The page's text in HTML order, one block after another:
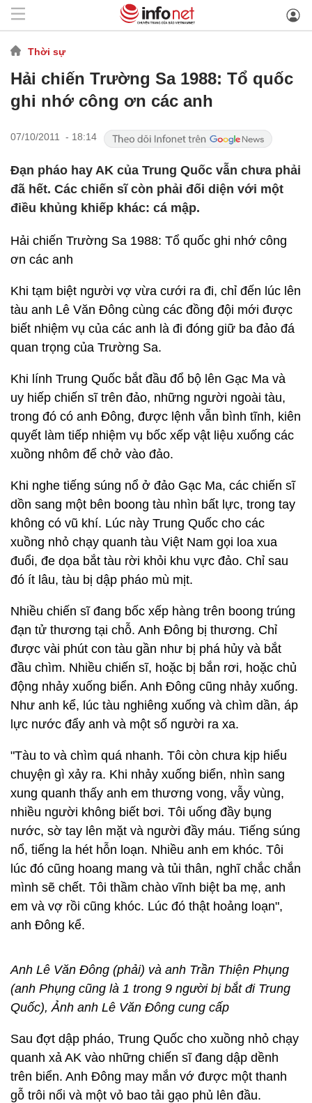
Thời sự
Hải chiến Trường Sa 1988: Tổ quốc
ghi nhớ công ơn các anh
07/10/2011 - 18:14
Đạn pháo hay AK của Trung Quốc vẫn chưa phải
đã hết. Các chiến sĩ còn phải đối diện với một
điều khủng khiếp khác: cá mập.
Hải chiến Trường Sa 1988: Tổ quốc ghi nhớ công
ơn các anh
Khi tạm biệt người vợ vừa cưới ra đi, chỉ đến lúc lên
tàu anh Lê Văn Đông cùng các đồng đội mới được
biết nhiệm vụ của các anh là đi đóng giữ ba đảo đá
quan trọng của Trường Sa.
Khi lính Trung Quốc bắt đầu đổ bộ lên Gạc Ma và
uy hiếp chiến sĩ trên đảo, những người ngoài tàu,
trong đó có anh Đông, được lệnh vẫn bình tĩnh, kiên
quyết làm tiếp nhiệm vụ bốc xếp vật liệu xuống các
xuồng nhôm để chở vào đảo.
Khi nghe tiếng súng nổ ở đảo Gạc Ma, các chiến sĩ
dồn sang một bên boong tàu nhìn bất lực, trong tay
không có vũ khí. Lúc này Trung Quốc cho các
xuồng nhỏ chạy quanh tàu Việt Nam gọi loa xua
đuổi, đe dọa bắt tàu rời khỏi khu vực đảo. Chỉ sau
đó ít lâu, tàu bị dập pháo mù mịt.
Nhiều chiến sĩ đang bốc xếp hàng trên boong trúng
đạn tử thương tại chỗ. Anh Đông bị thương. Chỉ
được vài phút con tàu gần như bị phá hủy và bắt
đầu chìm. Nhiều chiến sĩ, hoặc bị bắn rơi, hoặc chủ
động nhảy xuống biển. Anh Đông cũng nhảy xuống.
Như anh kể, lúc tàu nghiêng xuống và chìm dần, áp
lực nước đẩy anh và một số người ra xa.
"Tàu to và chìm quá nhanh. Tôi còn chưa kịp hiểu
chuyện gì xảy ra. Khi nhảy xuống biển, nhìn sang
xung quanh thấy anh em thương vong, vẫy vùng,
nhiều người không biết bơi. Tôi uống đầy bụng
nước, sờ tay lên mặt và người đầy máu. Tiếng súng
nổ, tiếng la hét hỗn loạn. Nhiều anh em khóc. Tôi
lúc đó cũng hoang mang và tủi thân, nghĩ chắc chắn
mình sẽ chết. Tôi thầm chào vĩnh biệt ba mẹ, anh
em và vợ rồi cũng khóc. Lúc đó thật hoảng loạn",
anh Đông kể.
Anh Lê Văn Đông (phải) và anh Trần Thiện Phụng
(anh Phụng cũng là 1 trong 9 người bị bắt đi Trung
Quốc), Ảnh anh Lê Văn Đông cung cấp
Sau đợt dập pháo, Trung Quốc cho xuồng nhỏ chạy
quanh xả AK vào những chiến sĩ đang dập dềnh
trên biển. Anh Đông may mắn vớ được một thanh
gỗ trôi nổi và một vỏ bao tải gạo phủ lên đầu.